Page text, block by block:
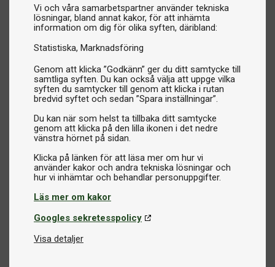
Vi och våra samarbetspartner använder tekniska
lösningar, bland annat kakor, för att inhämta
information om dig för olika syften, däribland:
Statistiska Marknadsföring
Genom att klicka ”Godkänn” ger du ditt samtycke till
samtliga syften. Du kan också välja att uppge vilka
syften du samtycker till genom att klicka i rutan
bredvid syftet och sedan ”Spara inställningar”.
Du kan när som helst ta tillbaka ditt samtycke
genom att klicka på den lilla ikonen i det nedre
vänstra hörnet på sidan.
Klicka på länken för att läsa mer om hur vi
använder kakor och andra tekniska lösningar och
Läs mer om kakor
Googles sekretesspolicy
Visa detaljer